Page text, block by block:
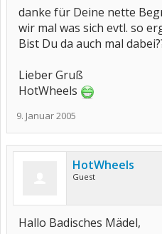
danke für Deine nette
wir mal was sich evtl. so
Bist Du da auch mal
Lieber Gruß
HotWheels
9. Januar 2005
HotWheels
Guest
Hallo Badisches Mädel,